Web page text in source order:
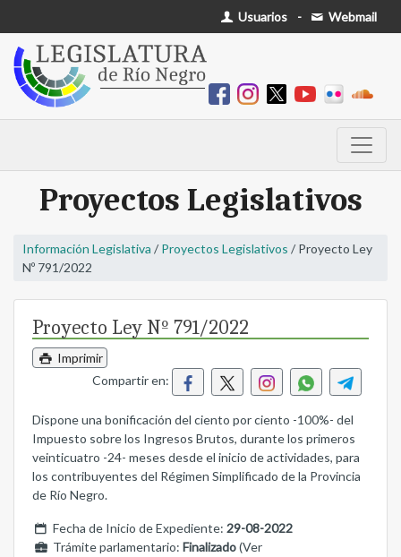
Usuarios - Webmail
Proyectos Legislativos
Información Legislativa / Proyectos Legislativos / Proyecto Ley
Nº 791/2022
Proyecto Ley Nº 791/2022
Imprimir
Compartir en:
Dispone una bonificación del ciento por ciento -100%- del
Impuesto sobre los Ingresos Brutos, durante los primeros
veinticuatro -24- meses desde el inicio de actividades, para
los contribuyentes del Régimen Simplificado de la Provincia
de Río Negro.
Fecha de Inicio de Expediente: 29-08-2022
Trámite parlamentario: Finalizado(Ver